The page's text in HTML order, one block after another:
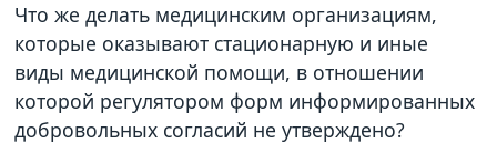
Что же делать медицинским организациям,
которые оказывают стационарную и иные
виды медицинской помощи, в отношении
которой регулятором форм информированных
добровольных согласий не утверждено?